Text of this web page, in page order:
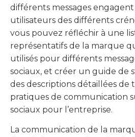
différents messages
utilisateurs des différents
vous pouvez réfléchir à une
représentatifs de la marque
utilisés pour différents
sociaux, et créer un guide de
des descriptions détaillées de
pratiques de communication
sociaux pour l’entreprise.
La communication de la